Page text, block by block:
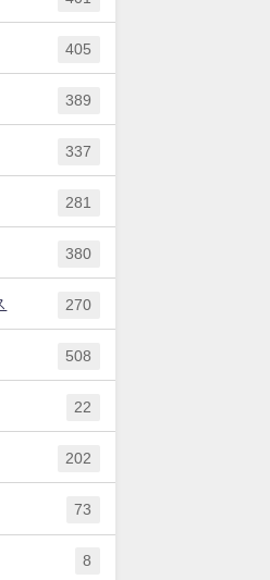
405
389
337
281
380
270
508
22
202
73
8